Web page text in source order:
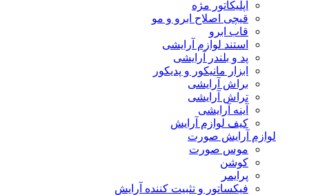
اپلیکاتور مژه
قیچی اصلاح ابرو و مو
قاب ابرو
استند لوازم آرایشی
پد و بلندر آرایشی
ابزار مانیکور و پدیکور
براش آرایشی
تراش آرایشی
آینه آرایشی
کیف لوازم آرایش
لوازم آرایش صورت
موس صورت
کوشن
پرایمر
فیکساتور و تثبیت کننده آرایش